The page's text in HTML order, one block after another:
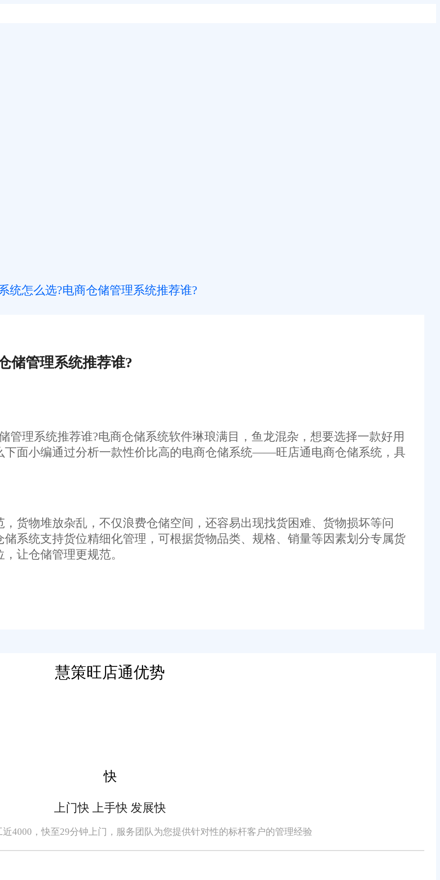
统怎么选?电商仓储管理系统推荐谁?
储管理系统推荐谁?
系统推荐谁?电商仓储系统软件琳琅满目，鱼龙混杂，想要选择一款好用
下面小编通过分析一款性价比高的电商仓储系统——旺店通电商仓储系统，具
物堆放杂乱，不仅浪费仓储空间，还容易出现找货困难、货物损坏等问
系统支持货位精细化管理，可根据货物品类、规格、销量等因素划分专属货
让仓储管理更规范。
误，请您在阅读本网站内容时自行判断真实性，本网站对于您因信赖该信息引起的损失概不负责。本网站发布的部分内容，包括但不限于文字、图片、标
慧策旺店通优势
快
上门快 上手快 发展快
4000，快至29分钟上门，服务团队为您提供针对性的标杆客户的管理经验